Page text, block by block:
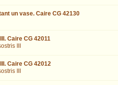
un vase. Caire CG 42130
Caire CG 42011
III
Caire CG 42012
III